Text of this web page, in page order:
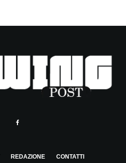
REDAZIONE CONTATTI